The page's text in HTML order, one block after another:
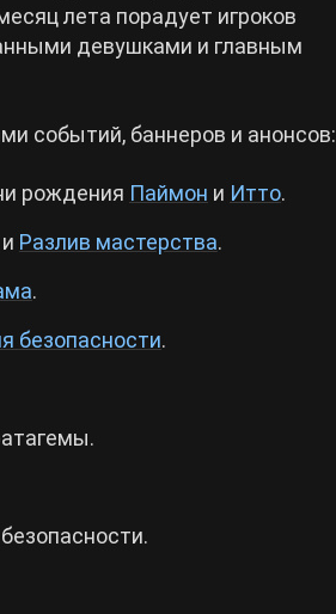
лета порадует игроков
девушками и главным
событий, баннеров и анонсов:
рождения Паймон и Итто.
и Разлив мастерства.
.
безопасности.